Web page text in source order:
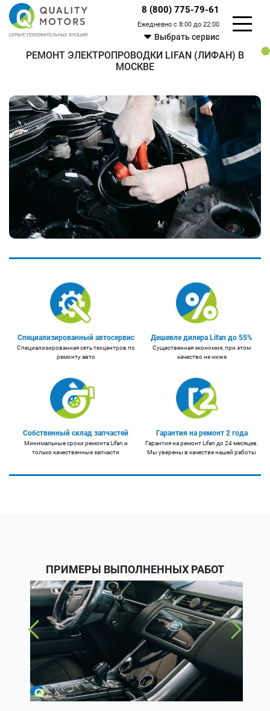
8 (800) 775-79-61
Ежедневно с 8:00 до 22:00
Выбрать сервис
РЕМОНТ ЭЛЕКТРОПРОВОДКИ LIFAN (ЛИФАН) В
МОСКВЕ
Специализированный автосервис
Специализированная сеть техцентров по
ремонту авто
Дешевле дилера Lifan до 55%
Существенная экономия, при этом
качество не ниже
Собственный склад запчастей
Минимальные сроки ремонта Lifan и
только качественные запчасти
Гарантия на ремонт 2 года
Гарантия на ремонт Lifan до 24 месяцев.
Мы уверены в качестве нашей работы
ПРИМЕРЫ ВЫПОЛНЕННЫХ РАБОТ